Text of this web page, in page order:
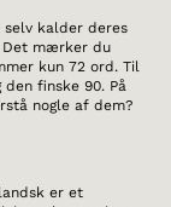
kalder deres
Det mærker du
kun 72 ord. Til
den finske 90. På
nogle af dem?
er et